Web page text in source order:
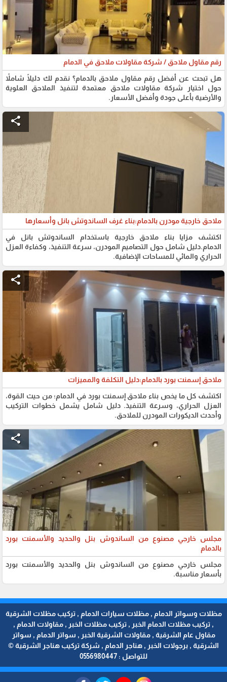
رقم مقاول ملاحق / شركة مقاولات ملاحق في الدمام
هل تبحث عن أفضل رقم مقاول ملاحق بالدمام؟ نقدم لك دليلًا شاملاً
حول اختيار شركة مقاولات ملاحق معتمدة لتنفيذ الملاحق العلوية
والأرضية بأعلى جودة وأفضل الأسعار.
share
ملاحق خارجية مودرن بالدمام:بناء غرف الساندوتش بانل وأسعارها
اكتشف مزايا بناء ملاحق خارجية باستخدام الساندوتش بانل في
الدمام.دليل شامل حول التصاميم المودرن، سرعة التنفيذ، وكفاءة العزل
الحراري والمائي للمساحات الإضافية.
share
ملاحق إسمنت بورد بالدمام:دليل التكلفة والمميزات
اكتشف كل ما يخص بناء ملاحق إسمنت بورد في الدمام؛ من حيث القوة،
العزل الحراري، وسرعة التنفيذ. دليل شامل يشمل خطوات التركيب
وأحدث الديكورات المودرن للملاحق.
share
مجلس خارجي مصنوع من الساندوش بنل والحديد والأسمنت بورد
بالدمام
مجلس خارجي مصنوع من الساندوش بنل والحديد والأسمنت بورد
بأسعار مناسبة.
مظلات وسواتر الدمام , مظلات سيارات الدمام , تركيب مظلات الشرقية
, تركيب مظلات الدمام الخبر , تركيب مظلات الخبر , مقاولات الدمام ,
مقاول عام الشرقية , مقاولات الشرقية الخبر , سواتر الدمام , سواتر
الشرقية , برجولات الخبر , هناجر الدمام , شركة تركيب هناجر الشرقية ©
للتواصل : 0556980447